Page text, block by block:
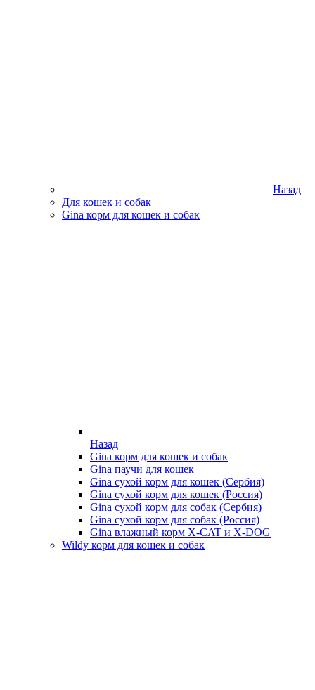
Назад
Для кошек и собак
Gina корм для кошек и собак
Назад
Gina корм для кошек и собак
Gina паучи для кошек
Gina сухой корм для кошек (Сербия)
Gina сухой корм для кошек (Россия)
Gina сухой корм для собак (Сербия)
Gina сухой корм для собак (Россия)
Gina влажный корм X-CAT и X-DOG
Wildy корм для кошек и собак